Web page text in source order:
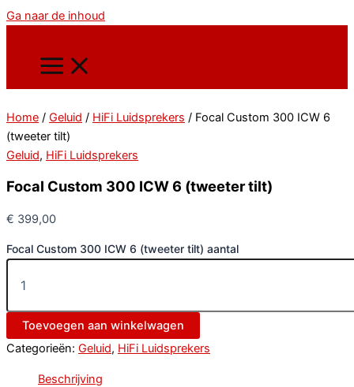
Ga naar de inhoud
Home / Geluid / HiFi Luidsprekers / Focal Custom 300 ICW 6
(tweeter tilt)
Geluid, HiFi Luidsprekers
Focal Custom 300 ICW 6 (tweeter tilt)
€ 399,00
Focal Custom 300 ICW 6 (tweeter tilt) aantal
Toevoegen aan winkelwagen
Categorieën: Geluid, HiFi Luidsprekers
Beschrijving